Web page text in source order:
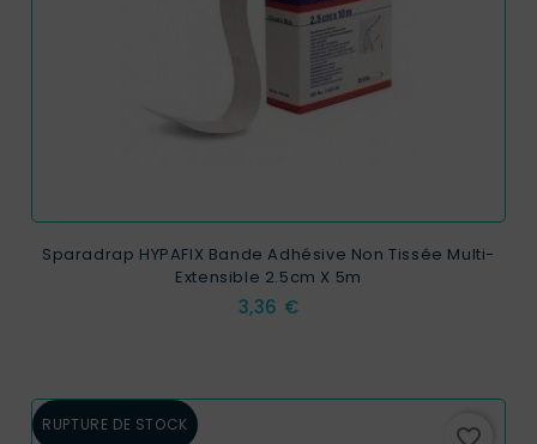
Sparadrap HYPAFIX Bande Adhésive Non Tissée Multi-
Extensible 2.5cm X 5m
Prix
3,36 €
RUPTURE DE STOCK favorite_border